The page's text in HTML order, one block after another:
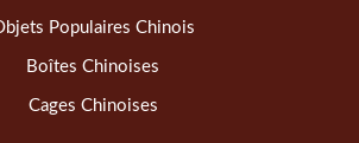
Populaires Chinois
Boîtes Chinoises
Cages Chinoises